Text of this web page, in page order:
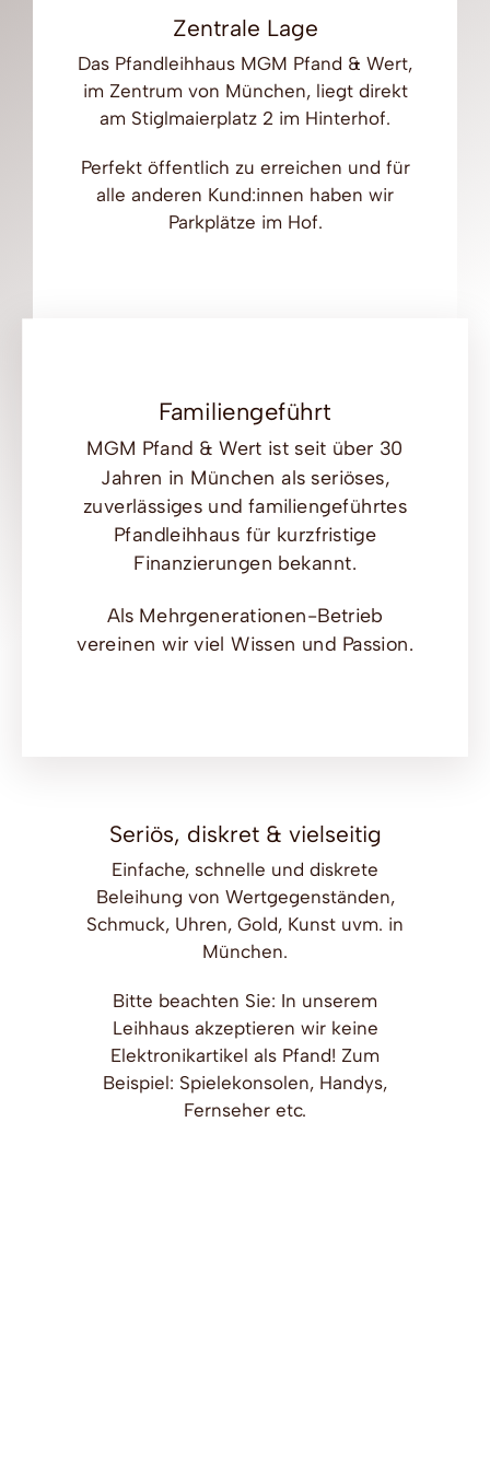
Zentrale Lage
Das Pfandleihhaus MGM Pfand & Wert,
im Zentrum von München, liegt direkt
am Stiglmaierplatz 2 im Hinterhof.
Perfekt öffentlich zu erreichen und für
alle anderen Kund:innen haben wir
Parkplätze im Hof.
Familiengeführt
MGM Pfand & Wert ist seit über 30
Jahren in München als seriöses,
zuverlässiges und familiengeführtes
Pfandleihhaus für kurzfristige
Finanzierungen bekannt.
Als Mehrgenerationen-Betrieb
vereinen wir viel Wissen und Passion.
Seriös, diskret & vielseitig
Einfache, schnelle und diskrete
Beleihung von Wertgegenständen,
Schmuck, Uhren, Gold, Kunst uvm. in
München.
Bitte beachten Sie: In unserem
Leihhaus akzeptieren wir keine
Elektronikartikel als Pfand! Zum
Beispiel: Spielekonsolen, Handys,
Fernseher etc.